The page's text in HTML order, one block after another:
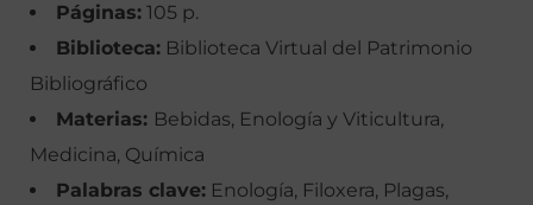
Páginas: 105 p.
Biblioteca: Biblioteca Virtual del Patrimonio
Bibliográfico
Materias: Bebidas, Enología y Viticultura,
Medicina, Química
Palabras clave: Enología, Filoxera, Plagas,